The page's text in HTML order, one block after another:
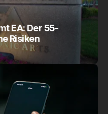
EA: Der 55-
Risiken